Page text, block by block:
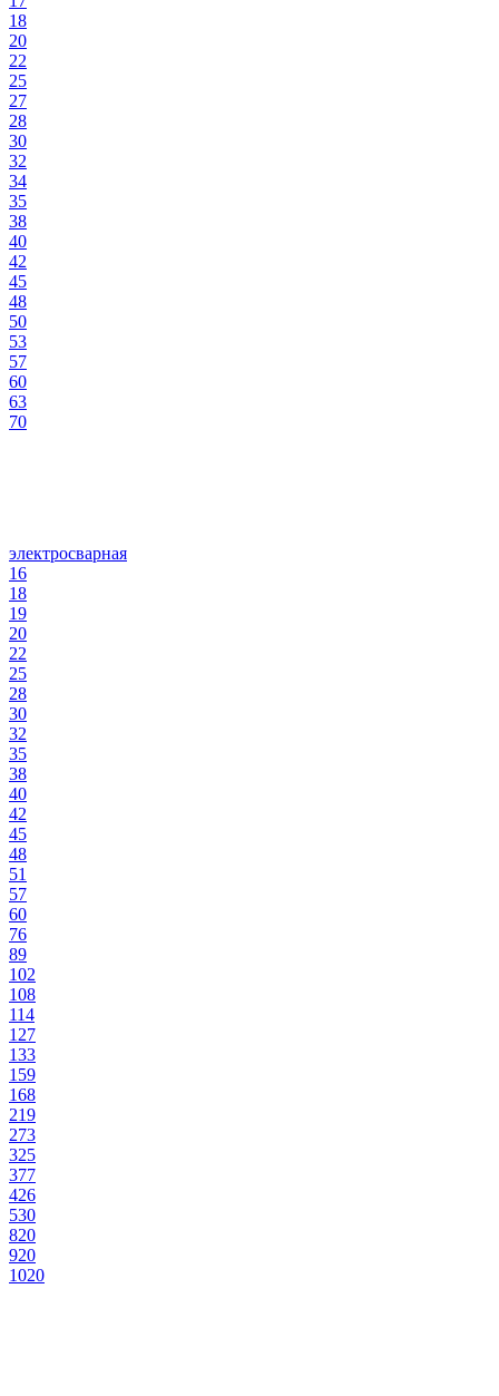
18
20
22
25
27
28
30
32
34
35
38
40
42
45
48
50
53
57
60
63
70
электросварная
16
18
19
20
22
25
28
30
32
35
38
40
42
45
48
51
57
60
76
89
102
108
114
127
133
159
168
219
273
325
377
426
530
820
920
1020